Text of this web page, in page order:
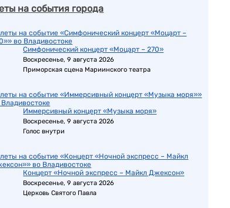
на события города
Симфонический концерт «Моцарт – 270»
Воскресенье, 9 августа 2026
Приморская сцена Мариинского театра
Иммерсивный концерт «Музыка моря»
Воскресенье, 9 августа 2026
Голос внутри
Концерт «Ночной экспресс – Майкл Джексон»
Воскресенье, 9 августа 2026
Церковь Святого Павла